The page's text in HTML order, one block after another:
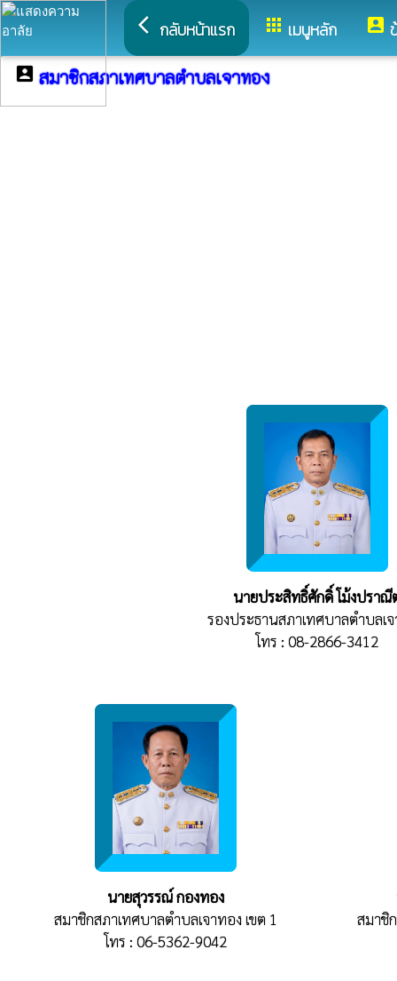
arrow_back_ios กลับหน้าแรก apps เมนูหลัก account_box
account_box สมาชิกสภาเทศบาลตำบลเจาทอง
นายประสิทธิ์ศักดิ์ โม้งปราณี
รองประธานสภาเทศบาลตำบลเ
โทร : 08-2866-3412
นายสุวรรณ์ กองทอง
สมาชิกสภาเทศบาลตำบลเจาทอง เขต 1
โทร : 06-5362-9042
สมาชิ